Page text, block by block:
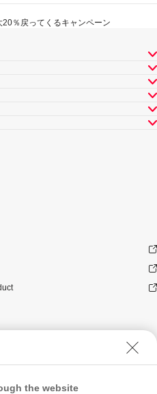
ンペーンの適用条件を満たす
ますが、1回のお支払いについ
による付与分が縮減されま
、マイナポイント付与期間中
月30日）のお支払いに適用さ
月1日以降は変更予定です。
用条件を予告なく変更する場
予告なく中止する場合があり
ットカードでお支払いされた
アプリを介さないヤフーカー
ーン対象外です。
付与額が合計10,000円相当を
額の合計が10,000円相当とな
与額の合計が1カ月当たり
はございません）。
は一部について取り消され、
ます。）、または無効となっ
また、対象店舗による返金の
消し等の対象となったPayPay
ーナスの付与は全て取り消され
取消し等となった場合、取消
％戻ってくるキャンペーン
the website